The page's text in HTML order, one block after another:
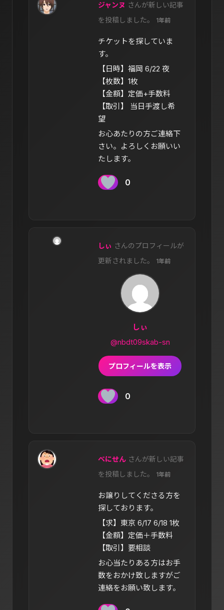
ジャンヌ さんが新しい記事
を投稿しました。
1年前
チケットを探していま
す。
【日時】福岡 6/22 夜
【枚数】1枚
【金額】定価+手数料
【取引】 当日手渡し希
望
お心あたりの方ご連絡下
さい。よろしくお願いい
たします。
0
しぃ さんのプロフィールが
更新されました。
1年前
しぃ
@nbdt09skab-sn
プロフィールを表示
0
べにせん さんが新しい記事
を投稿しました。
1年前
お譲りしてくださる方を
探しております。
【求】東京 6/17 6/18 1枚
【金額】定価＋手数料
【取引】要相談
お心当たりある方はお手
数をおかけ致しますがご
連絡をお願い致します。